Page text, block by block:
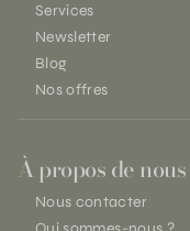
Services
Newsletter
Blog
Nos offres
À propos de nous
Nous contacter